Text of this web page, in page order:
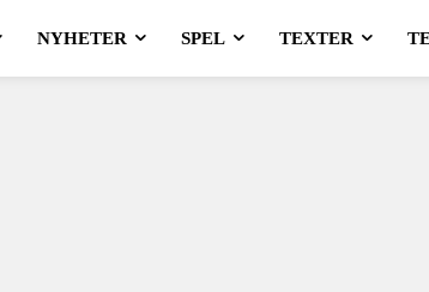
NYHETER SPEL TEXTER